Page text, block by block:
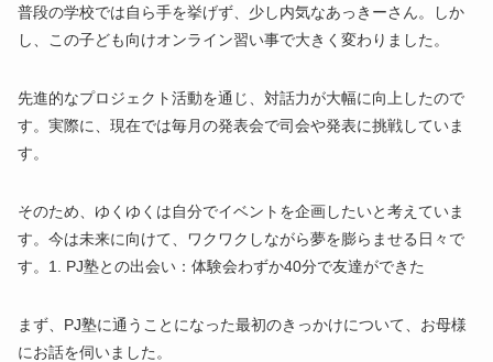
普段の学校では自ら手を挙げず、少し内気なあっきーさん。しか
し、この子ども向けオンライン習い事で大きく変わりました。
先進的なプロジェクト活動を通じ、対話力が大幅に向上したので
す。実際に、現在では毎月の発表会で司会や発表に挑戦していま
す。
そのため、ゆくゆくは自分でイベントを企画したいと考えていま
す。今は未来に向けて、ワクワクしながら夢を膨らませる日々で
す。1. PJ塾との出会い：体験会わずか40分で友達ができた
まず、PJ塾に通うことになった最初のきっかけについて、お母様
にお話を伺いました。